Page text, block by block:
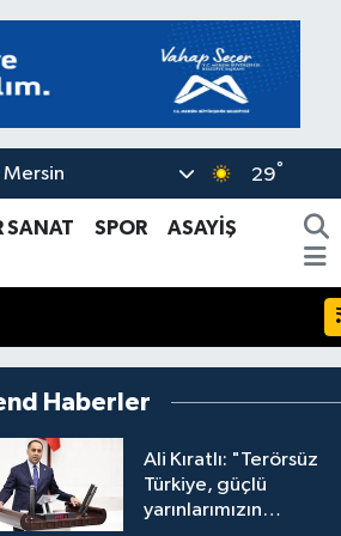
Mersin 29°
SANAT SPOR
ASAYİŞ
Haberler
Ali Kıratlı: "Terörsüz
Türkiye, güçlü
yarınlarımızın